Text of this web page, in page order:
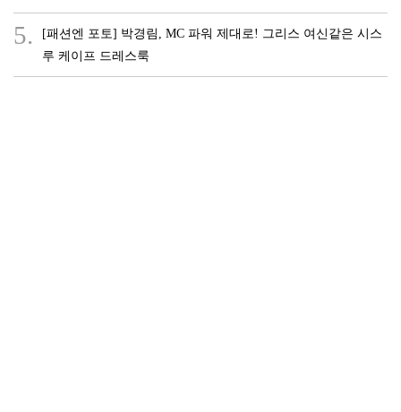
5.
[패션엔 포토] 박경림, MC 파워 제대로! 그리스 여신같은 시스
루 케이프 드레스룩